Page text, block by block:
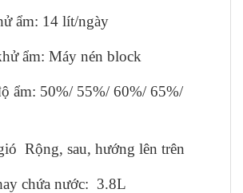
ẩm: 14 lít/ngày
ẩm: Máy nén block
ẩm: 50%/ 55%/ 60%/ 65%/
Rộng, sau, hướng lên trên
chứa nước: 3.8L